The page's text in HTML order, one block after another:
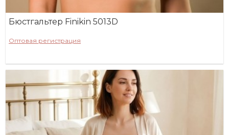
Бюстгальтер Finikin 5013D
Оптовая регистрация